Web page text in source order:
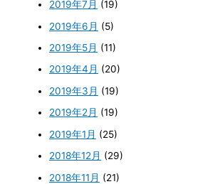
2019年7月 (19)
2019年6月 (5)
2019年5月 (11)
2019年4月 (20)
2019年3月 (19)
2019年2月 (19)
2019年1月 (25)
2018年12月 (29)
2018年11月 (21)